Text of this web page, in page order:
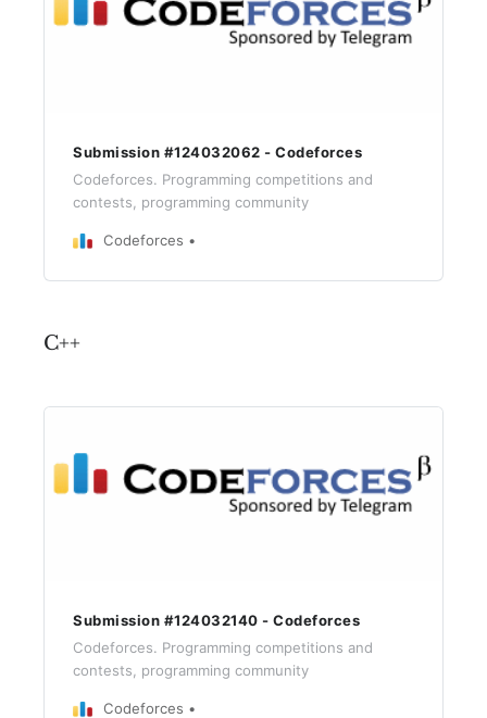
Submission #124032062 - Codeforces
Codeforces. Programming competitions and
contests, programming community
Codeforces
C++
Submission #124032140 - Codeforces
Codeforces. Programming competitions and
contests, programming community
Codeforces